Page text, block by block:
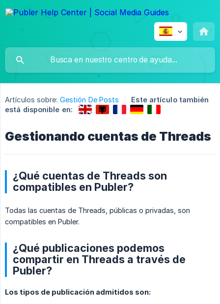
Artículos sobre: Gestión De Posts
Este artículo también
está disponible en:
Gestionando cuentas de Threads
¿Qué cuentas de Threads son
compatibles en Publer?
Todas las cuentas de Threads, públicas o privadas, son
compatibles en Publer.
¿Qué publicaciones podemos
compartir en Threads a través de
Publer?
Los tipos de publicación admitidos son: